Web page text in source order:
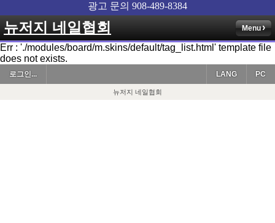
뉴저지 네일협회 Menu
Err : './modules/board/m.skins/default/tag_list.html' template file
does not exists.
로그인... PC
LANG
뉴저지 네일협회